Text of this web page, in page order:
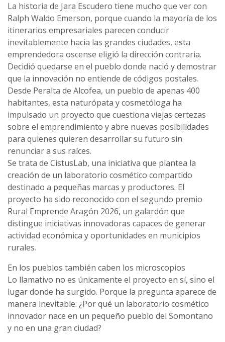
La historia de Jara Escudero tiene mucho que ver con
Ralph Waldo Emerson, porque cuando la mayoría de los
itinerarios empresariales parecen conducir
inevitablemente hacia las grandes ciudades, esta
emprendedora oscense eligió la dirección contraria.
Decidió quedarse en el pueblo donde nació y demostrar
que la innovación no entiende de códigos postales.
Desde Peralta de Alcofea, un pueblo de apenas 400
habitantes, esta naturópata y cosmetóloga ha
impulsado un proyecto que cuestiona viejas certezas
sobre el emprendimiento y abre nuevas posibilidades
para quienes quieren desarrollar su futuro sin
renunciar a sus raíces.
Se trata de CistusLab, una iniciativa que plantea la
creación de un laboratorio cosmético compartido
destinado a pequeñas marcas y productores. El
proyecto ha sido reconocido con el segundo premio
Rural Emprende Aragón 2026, un galardón que
distingue iniciativas innovadoras capaces de generar
actividad económica y oportunidades en municipios
rurales.
En los pueblos también caben los microscopios
Lo llamativo no es únicamente el proyecto en sí, sino el
lugar donde ha surgido. Porque la pregunta aparece de
manera inevitable: ¿Por qué un laboratorio cosmético
innovador nace en un pequeño pueblo del Somontano
y no en una gran ciudad?